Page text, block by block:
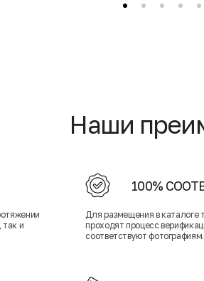
Наши
так и
100%
Для размещения в каталоге
проходят процесс
соответствуют фотографиям.